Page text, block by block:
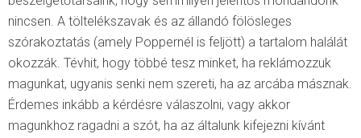
nincsen. A töltelékszavak és az állandó fölösleges
szórakoztatás (amely Poppernél is feljött) a tartalom halálát
okozzák. Tévhit, hogy többé tesz minket, ha reklámozzuk
magunkat, ugyanis senki nem szereti, ha az arcába másznak.
Érdemes inkább a kérdésre válaszolni, vagy akkor
magunkhoz ragadni a szót, ha az általunk kifejezni kívánt